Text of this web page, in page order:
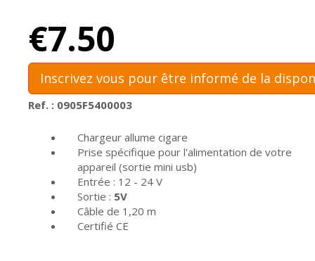
€7.50
Inscrivez vous pour être informé de la
Ref. : 0905F5400003
Chargeur allume cigare
Prise spécifique pour l'alimentation de votre
appareil (sortie mini usb)
Entrée : 12 - 24 V
Sortie : 5V
Câble de 1,20 m
Certifié CE